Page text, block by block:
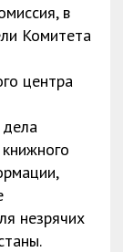
в
Комитета
центра
незрячих